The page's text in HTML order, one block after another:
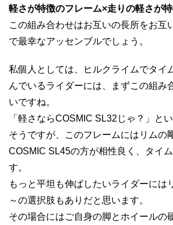
軽さが特徴のフレーム×走りの軽さが
この組み合わせはお互いの長所をお互
で最幸なアッセンブルでしょう。
私個人としては、ヒルクライムでタイ
んでいるライダーには、まずこの組み
いですね。
「軽さならCOSMIC SL32じゃ？」と
そうですが、このフレームにはリムの
COSMIC SL45の方が相性良く、タイ
す。
もっと平坦も伸ばしたいライダーには
～の選択肢もありだと思います。
その場合にはご自身の脚とホイールの